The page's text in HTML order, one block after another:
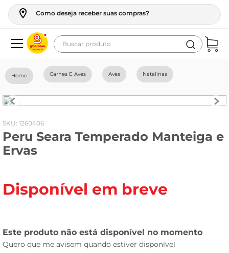
Como deseja receber suas compras?
Buscar produto
Carnes E Aves Aves Natalinas
: 1260406
Peru Seara Temperado Manteiga e
Ervas
Disponível em breve
geladeira
fogao
café
cerveja
leite
tv